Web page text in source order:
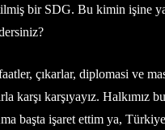
bir SDG. Bu kimin işine
çıkarlar, diplomasi ve
karşı karşıyayız. Halkımız
başta işaret ettim ya,